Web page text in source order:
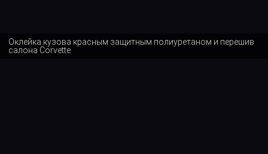
Оклейка кузова красным защитным полиуретаном и перешив
салона Corvette